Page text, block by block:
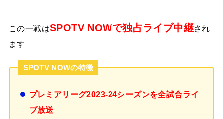
この一戦はSPOTV NOWで独占ライブ中継され
ます
SPOTV NOWの特徴
プレミアリーグ2023-24シーズンを全試合ライ
ブ放送